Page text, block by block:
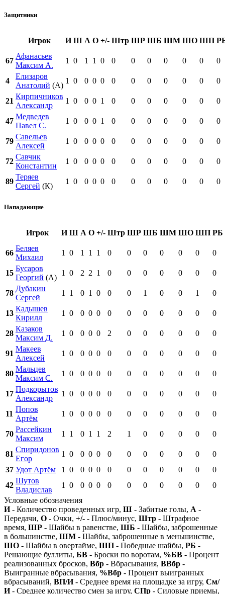
Защитники
Игрок И Ш А О +/- Штр ШР ШБ ШМ ШО ШП
67
Афанасьев
Максим А.
1 0 1 1 0 0 0 0 0 0 0 0
4
Елизаров
Анатолий (А)
1 0 0 0 0 0 0 0 0 0 0 0
21
Кирпичников
Александр
1 0 0 0 1 0 0 0 0 0 0 0
47
Медведев
Павел С.
1 0 0 0 1 0 0 0 0 0 0 0
79
Савельев
Алексей
1 0 0 0 0 0 0 0 0 0 0 0
72
Савчик
Константин
1 0 0 0 0 0 0 0 0 0 0 0
89
Теряев
Сергей (К)
1 0 0 0 0 0 0 0 0 0 0 0
Нападающие
Игрок И Ш А О +/- Штр ШР ШБ ШМ ШО ШП РБ
66
Беляев
Михаил
1 0 1 1 1 0 0 0 0 0 0 0
15
Бусаров
Георгий (А)
1 0 2 2 1 0 0 0 0 0 0 0
78
Дубакин
Сергей
1 1 0 1 0 0 0 1 0 0 1 0
13
Кадышев
Кирилл
1 0 0 0 0 0 0 0 0 0 0 0
28
Казаков
Максим Д.
1 0 0 0 0 2 0 0 0 0 0 0
91
Макеев
Алексей
1 0 0 0 0 0 0 0 0 0 0 0
80
Мальцев
Максим С.
1 0 0 0 0 0 0 0 0 0 0 0
17
Подкорытов
Александр
1 0 0 0 0 0 0 0 0 0 0 0
11
Попов
Артём
1 0 0 0 0 0 0 0 0 0 0 0
70
Рассейкин
Максим
1 1 0 1 1 2 1 0 0 0 0 0
81
Спиридонов
Егор
1 0 0 0 0 0 0 0 0 0 0
0
37 Удот Артём 1 0 0 0 0 0 0 0 0 0 0
0
42
Шутов
Владислав
1 0 0 0 0 0 0 0 0 0 0
0
Условные обозначения
И- Количество проведенных игр, Ш - Забитые голы, А -
Передачи, О - Очки, +/- - Плюс/минус, Штр - Штрафное
время, ШР - Шайбы в равенстве, ШБ - Шайбы, заброшенные
в большинстве, ШМ - Шайбы, заброшенные в меньшинстве,
ШО - Шайбы в овертайме, ШП - Победные шайбы, РБ -
Решающие буллиты, БВ - Броски по воротам, %БВ - Процент
реализованных бросков, Вбр - Вбрасывания, ВВбр -
Выигранные вбрасывания, %Вбр - Процент выигранных
вбрасываний, ВП/И- Среднее время на площадке за игру, См/
И- Среднее количество смен за игру, СПр - Силовые приемы,